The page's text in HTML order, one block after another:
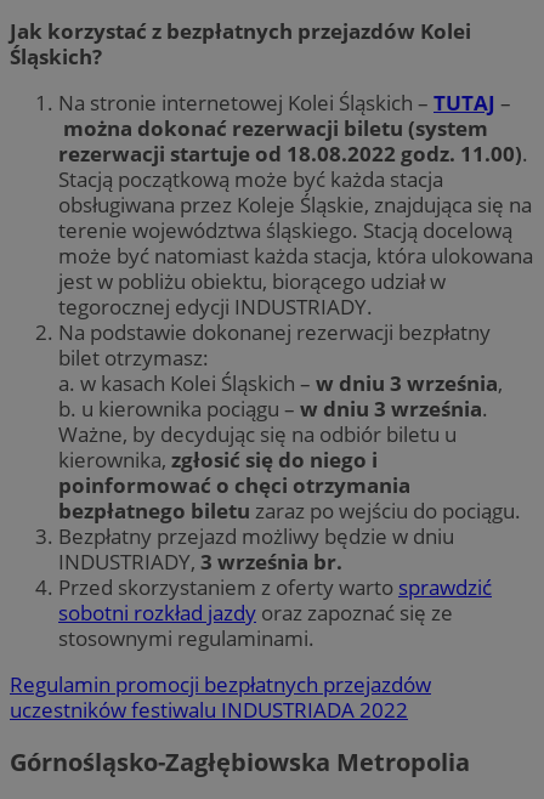
Jak korzystać z bezpłatnych przejazdów Kolei
Śląskich?
Na stronie internetowej Kolei Śląskich – TUTAJ –
można dokonać rezerwacji biletu (system
rezerwacji startuje od 18.08.2022 godz. 11.00).
Stacją początkową może być każda stacja
obsługiwana przez Koleje Śląskie, znajdująca się na
terenie województwa śląskiego. Stacją docelową
może być natomiast każda stacja, która ulokowana
jest w pobliżu obiektu, biorącego udział w
tegorocznej edycji INDUSTRIADY.
Na podstawie dokonanej rezerwacji bezpłatny
bilet otrzymasz:
a. w kasach Kolei Śląskich – w dniu 3 września,
b. u kierownika pociągu – w dniu 3 września.
Ważne, by decydując się na odbiór biletu u
kierownika, zgłosić się do niego i
poinformować o chęci otrzymania
bezpłatnego biletu zaraz po wejściu do pociągu.
Bezpłatny przejazd możliwy będzie w dniu
INDUSTRIADY, 3 września br.
Przed skorzystaniem z oferty warto sprawdzić
sobotni rozkład jazdy oraz zapoznać się ze
stosownymi regulaminami.
Regulamin promocji bezpłatnych przejazdów
uczestników festiwalu INDUSTRIADA 2022
Górnośląsko-Zagłębiowska Metropolia